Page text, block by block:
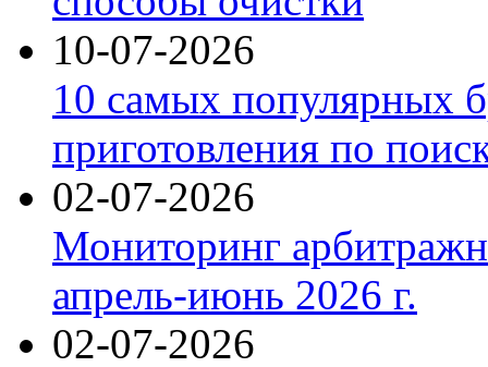
10-07-2026
10 самых популярных
приготовления по
02-07-2026
Мониторинг
апрель-июнь 2026 г.
02-07-2026